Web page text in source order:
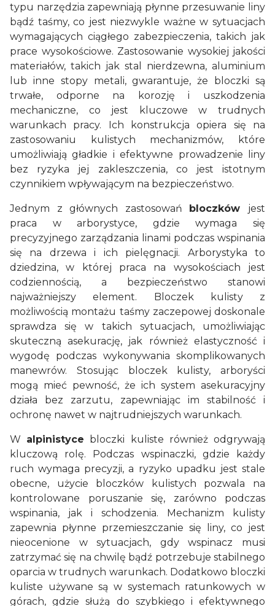
typu narzędzia zapewniają płynne przesuwanie liny
bądź taśmy, co jest niezwykle ważne w sytuacjach
wymagających ciągłego zabezpieczenia, takich jak
prace wysokościowe. Zastosowanie wysokiej jakości
materiałów, takich jak stal nierdzewna, aluminium
lub inne stopy metali, gwarantuje, że bloczki są
trwałe, odporne na korozję i uszkodzenia
mechaniczne, co jest kluczowe w trudnych
warunkach pracy. Ich konstrukcja opiera się na
zastosowaniu kulistych mechanizmów, które
umożliwiają gładkie i efektywne prowadzenie liny
bez ryzyka jej zakleszczenia, co jest istotnym
czynnikiem wpływającym na bezpieczeństwo.
Jednym z głównych zastosowań bloczków jest
praca w arborystyce, gdzie wymaga się
precyzyjnego zarządzania linami podczas wspinania
się na drzewa i ich pielęgnacji. Arborystyka to
dziedzina, w której praca na wysokościach jest
codziennością, a bezpieczeństwo stanowi
najważniejszy element. Bloczek kulisty z
możliwością montażu taśmy zaczepowej doskonale
sprawdza się w takich sytuacjach, umożliwiając
skuteczną asekurację, jak również elastyczność i
wygodę podczas wykonywania skomplikowanych
manewrów. Stosując bloczek kulisty, arboryści
mogą mieć pewność, że ich system asekuracyjny
działa bez zarzutu, zapewniając im stabilność i
ochronę nawet w najtrudniejszych warunkach.
W alpinistyce bloczki kuliste również odgrywają
kluczową rolę. Podczas wspinaczki, gdzie każdy
ruch wymaga precyzji, a ryzyko upadku jest stale
obecne, użycie bloczków kulistych pozwala na
kontrolowane poruszanie się, zarówno podczas
wspinania, jak i schodzenia. Mechanizm kulisty
zapewnia płynne przemieszczanie się liny, co jest
nieocenione w sytuacjach, gdy wspinacz musi
zatrzymać się na chwilę bądź potrzebuje stabilnego
oparcia w trudnych warunkach. Dodatkowo bloczki
kuliste używane są w systemach ratunkowych w
górach, gdzie służą do szybkiego i efektywnego